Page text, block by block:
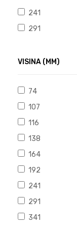
241
291
VISINA (MM)
74
107
116
138
164
192
241
291
341